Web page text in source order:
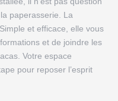
paperasserie. La
et efficace, elle vous
et de joindre les
Votre espace
pour reposer l’esprit